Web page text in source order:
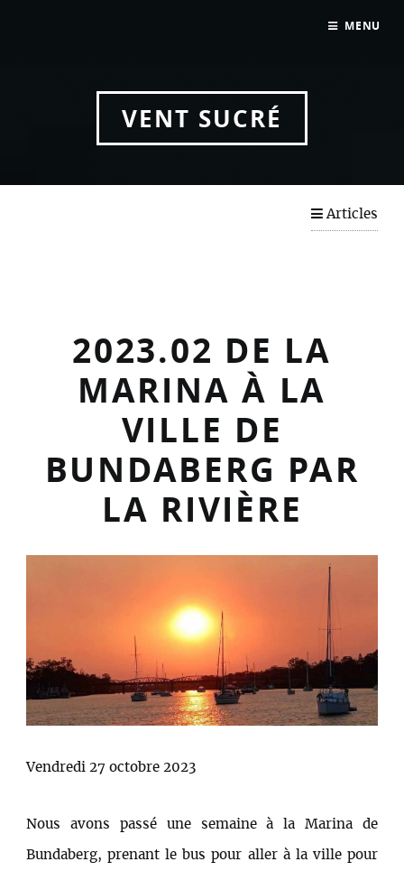
VENT SUCRÉ
Articles
2024.02 : Feu d’artifice du 31 décembre
2023.02 DE LA
MARINA À LA
VILLE DE
BUNDABERG PAR
LA RIVIÈRE
Vendredi 27 octobre 2023
Nous avons passé une semaine à la Marina de
Bundaberg, prenant le bus pour aller à la ville pour
MENU